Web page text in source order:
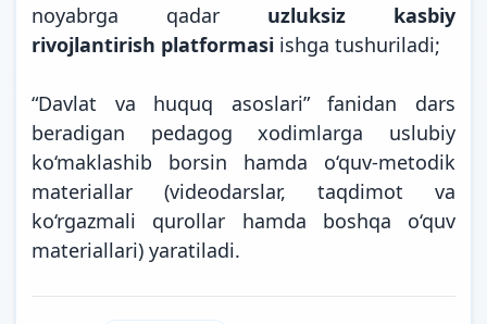
noyabrga qadar uzluksiz kasbiy
rivojlantirish platformasi ishga tushuriladi;
“Davlat va huquq asoslari” fanidan dars
beradigan pedagog xodimlarga uslubiy
ko‘maklashib borsin hamda o‘quv-metodik
materiallar (videodarslar, taqdimot va
ko‘rgazmali qurollar hamda boshqa o‘quv
materiallari) yaratiladi.